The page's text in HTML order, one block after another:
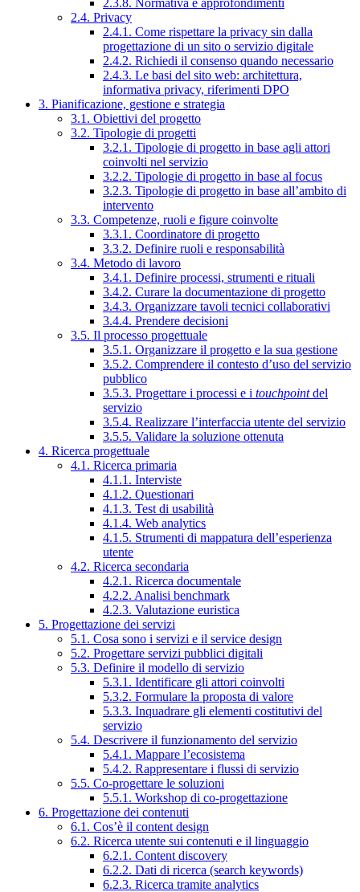
2.3.8. Normativa e approfondimenti
2.4. Privacy
2.4.1. Come rispettare la privacy sin dalla
progettazione di un sito o servizio digitale
2.4.2. Richiedi il consenso quando necessario
2.4.3. Le basi del sito web: architettura,
informativa privacy, riferimenti DPO
3. Pianificazione, gestione e strategia
3.1. Obiettivi del progetto
3.2. Tipologie di progetti
3.2.1. Tipologie di progetto in base agli attori
coinvolti nel servizio
3.2.2. Tipologie di progetto in base al focus
3.2.3. Tipologie di progetto in base all’ambito di
intervento
3.3. Competenze, ruoli e figure coinvolte
3.3.1. Coordinatore di progetto
3.3.2. Definire ruoli e responsabilità
3.4. Metodo di lavoro
3.4.1. Definire processi, strumenti e rituali
3.4.2. Curare la documentazione di progetto
3.4.3. Organizzare tavoli tecnici collaborativi
3.4.4. Prendere decisioni
3.5. Il processo progettuale
3.5.1. Organizzare il progetto e la sua gestione
3.5.2. Comprendere il contesto d’uso del servizio
pubblico
3.5.3. Progettare i processi e i touchpointdel
servizio
3.5.4. Realizzare l’interfaccia utente del servizio
3.5.5. Validare la soluzione ottenuta
4. Ricerca progettuale
4.1. Ricerca primaria
4.1.1. Interviste
4.1.2. Questionari
4.1.3. Test di usabilità
4.1.4. Web analytics
4.1.5. Strumenti di mappatura dell’esperienza
utente
4.2. Ricerca secondaria
4.2.1. Ricerca documentale
4.2.2. Analisi benchmark
4.2.3. Valutazione euristica
5. Progettazione dei servizi
5.1. Cosa sono i servizi e il service design
5.2. Progettare servizi pubblici digitali
5.3. Definire il modello di servizio
5.3.1. Identificare gli attori coinvolti
5.3.2. Formulare la proposta di valore
5.3.3. Inquadrare gli elementi costitutivi del
servizio
5.4. Descrivere il funzionamento del servizio
5.4.1. Mappare l’ecosistema
5.4.2. Rappresentare i flussi di servizio
5.5. Co-progettare le soluzioni
5.5.1. Workshop di co-progettazione
6. Progettazione dei contenuti
6.1. Cos’è il content design
6.2. Ricerca utente sui contenuti e il linguaggio
6.2.1. Content discovery
6.2.2. Dati di ricerca (search keywords)
6.2.3. Ricerca tramite analytics